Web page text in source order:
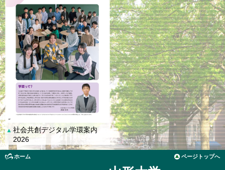
▲ 社会共創デジタル学環案内
2026
ホーム ページトップへ